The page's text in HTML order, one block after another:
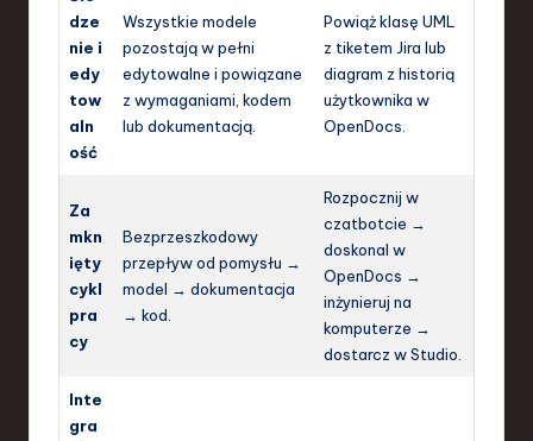
dze
nie i
edy
tow
aln
ość
Wszystkie modele
pozostają w pełni
edytowalne i powiązane
z wymaganiami, kodem
lub dokumentacją.
Powiąż klasę UML
z tiketem Jira lub
diagram z historią
użytkownika w
OpenDocs.
Za
mkn
ięty
cykl
pra
cy
Bezprzeszkodowy
przepływ od pomysłu →
model → dokumentacja
→ kod.
Rozpocznij w
czatbotcie →
doskonal w
OpenDocs →
inżynieruj na
komputerze →
dostarcz w Studio.
Inte
gra